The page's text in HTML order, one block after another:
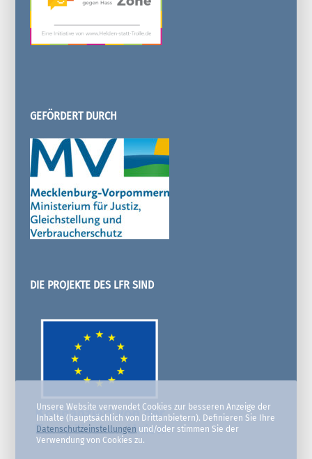
GEFÖRDERT DURCH
DIE PROJEKTE DES LFR SIND
Unsere Website verwendet Cookies zur besseren Anzeige der
Inhalte (hauptsächlich von Drittanbietern). Definieren Sie Ihre
Datenschutzeinstellungen und/oder stimmen Sie der
Verwendung von Cookies zu.